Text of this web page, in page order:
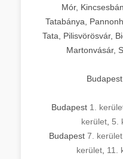
Mór,
Tatabánya,
Tata, Pilisvörösvár,
Martonvásár,
Budapest 1.
kerület, 5.
Budapest 7. kerület,
kerület 11.